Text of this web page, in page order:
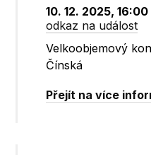
10. 12. 2025,
odkaz na událost
Velkoobjemový
Čínská
Přejít na více